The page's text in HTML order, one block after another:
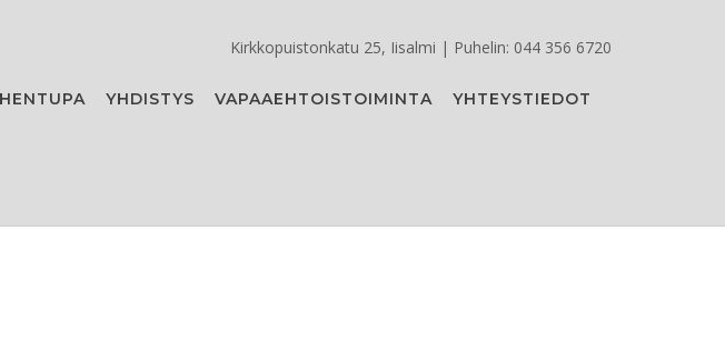
Kirkkopuistonkatu 25, Iisalmi | Puhelin: 044 356 6720
YHDISTYS VAPAAEHTOISTOIMINTA YHTEYSTIEDOT